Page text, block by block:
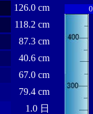
126.0 cm
118.2 cm
87.3 cm
40.6 cm
67.0 cm
79.4 cm
1.0 日
0